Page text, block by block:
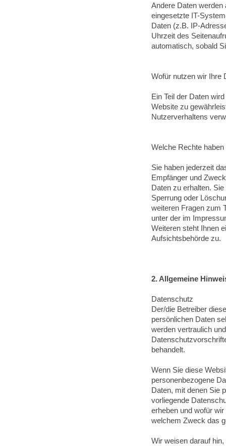
Andere Daten
eingesetzte IT-
Daten (z.B. IP-
Uhrzeit des
automatisch, sobald
Wofür nutzen wir Ihre
Ein Teil der Daten
Website zu
Nutzerverhaltens
Welche Rechte
Sie haben jederzeit
Empfänger und
Daten zu erhalten.
Sperrung oder
weiteren Fragen zum
unter der im
Weiteren steht Ihnen
Aufsichtsbehörde zu.
2. Allgemeine
Datenschutz
Der/die Betreiber
persönlichen Daten
werden vertraulich
behandelt.
Wenn Sie diese
personenbezogene
Daten, mit denen Sie
vorliegende
erheben und wofür
welchem Zweck das
Wir weisen darauf